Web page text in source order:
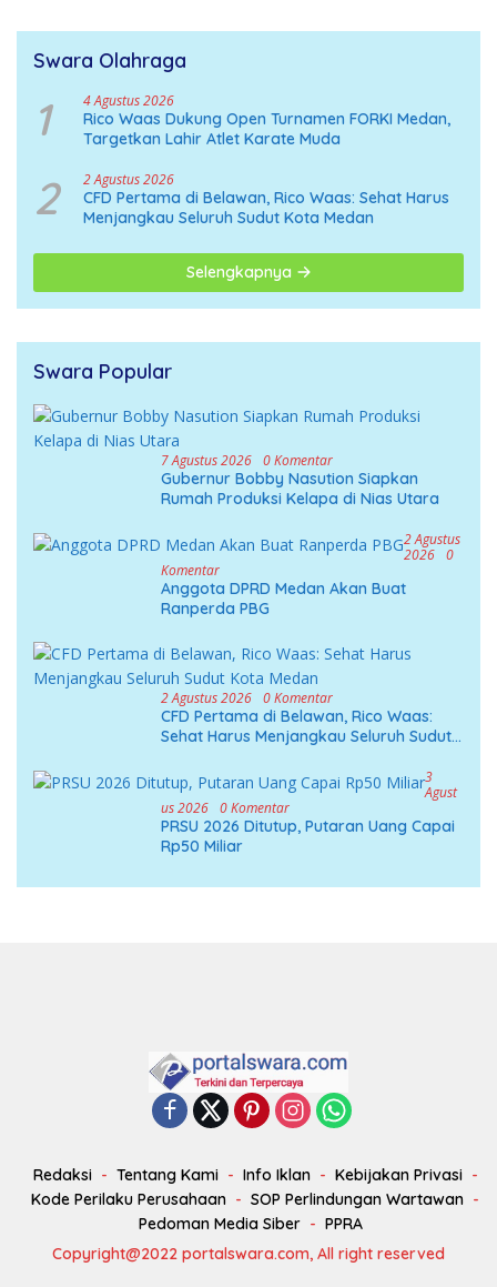
Swara Olahraga
1 4 Agustus 2026
Rico Waas Dukung Open Turnamen FORKI Medan,
Targetkan Lahir Atlet Karate Muda
2 2 Agustus 2026
CFD Pertama di Belawan, Rico Waas: Sehat Harus
Menjangkau Seluruh Sudut Kota Medan
Selengkapnya
Swara Popular
7 Agustus 2026 0 Komentar
Gubernur Bobby Nasution Siapkan
Rumah Produksi Kelapa di Nias Utara
2 Agustus
2026 0
Komentar
Anggota DPRD Medan Akan Buat
Ranperda PBG
2 Agustus 2026 0 Komentar
CFD Pertama di Belawan, Rico Waas:
Sehat Harus Menjangkau Seluruh Sudut
3
Agust
Us 2026 0 Komentar
PRSU 2026 Ditutup, Putaran Uang Capai
Rp50 Miliar
Redaksi Tentang Kami Info Iklan
Kebijakan Privasi
Kode Perilaku Perusahaan
SOP Perlindungan Wartawan
Pedoman Media Siber
PPRA
Copyright@2022 portalswara.com, All right reserved